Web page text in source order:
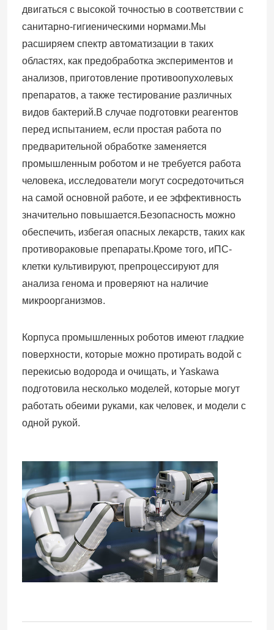
двигаться с высокой точностью в соответствии с
санитарно-гигиеническими нормами.Мы
расширяем спектр автоматизации в таких
областях, как предобработка экспериментов и
анализов, приготовление противоопухолевых
препаратов, а также тестирование различных
видов бактерий.В случае подготовки реагентов
перед испытанием, если простая работа по
предварительной обработке заменяется
промышленным роботом и не требуется работа
человека, исследователи могут сосредоточиться
на самой основной работе, и ее эффективность
значительно повышается.Безопасность можно
обеспечить, избегая опасных лекарств, таких как
противораковые препараты.Кроме того, иПС-
клетки культивируют, препроцессируют для
анализа генома и проверяют на наличие
микроорганизмов.
Корпуса промышленных роботов имеют гладкие
поверхности, которые можно протирать водой с
перекисью водорода и очищать, и Yaskawa
подготовила несколько моделей, которые могут
работать обеими руками, как человек, и модели с
одной рукой.